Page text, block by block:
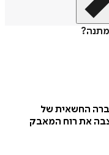
החשאית של
את רוח המאבק